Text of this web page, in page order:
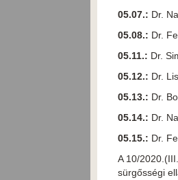
05.07.: Dr.
05.08.: Dr.
05.11.: Dr.
05.12.: Dr.
05.13.: Dr.
05.14.: Dr.
05.15.: Dr.
A 10/
sürgősségi